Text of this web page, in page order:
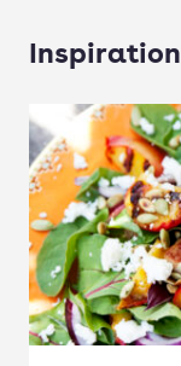
Inspiration